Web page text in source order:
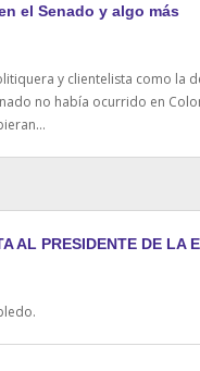
el Senado y algo más
y clientelista como la
no había ocurrido en
AL PRESIDENTE DE LA